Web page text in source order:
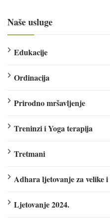
Naše usluge
Edukacije
Ordinacija
Prirodno mršavljenje
Treninzi i Yoga terapija
Tretmani
Adhara ljetovanje za velike
Ljetovanje 2024.